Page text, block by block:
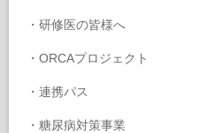
・ 研修医の皆様へ
・ ORCAプロジェクト
・ 連携パス
・ 糖尿病対策事業